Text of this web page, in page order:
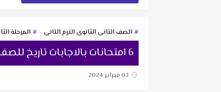
الصف الثانى الثانوى الترم الثانى المرحلة
6 امتحانات بالاجابات تاريخ للصف الثانى الثانوى الترم الثانى 2022 من كتاب المتطور
02 فبراير 2024